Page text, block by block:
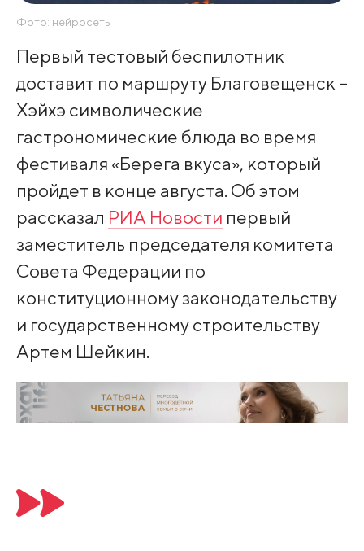
Фото: нейросеть
Первый тестовый беспилотник
доставит по маршруту Благовещенск –
Хэйхэ символические
гастрономические блюда во время
фестиваля «Берега вкуса», который
пройдет в конце августа. Об этом
рассказал РИА Новости первый
заместитель председателя комитета
Совета Федерации по
конституционному законодательству
и государственному строительству
Артем Шейкин.